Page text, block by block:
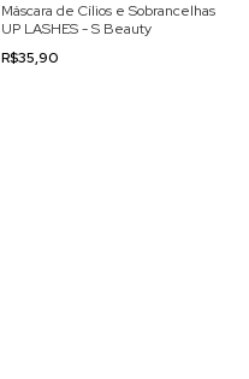
Máscara de Cílios e Sobrancelhas
UP LASHES - S Beauty
R$35,90